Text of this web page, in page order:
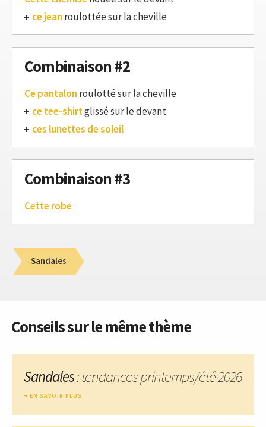
ce jean roulottée sur la cheville
Combinaison #2
Ce pantalon roulotté sur la cheville
ce tee-shirtglissé sur le devant
ces lunettes de soleil
Combinaison #3
Cette robe
Sandales
Conseils sur le même thème
Sandales: tendances printemps/été 2026
EN SAVOIR PLUS